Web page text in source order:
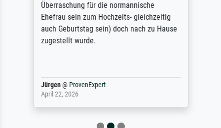
Überraschung für die normannische
Ehefrau sein zum Hochzeits- gleichzeitig
auch Geburtstag sein) doch nach zu Hause
zugestellt wurde.
Jürgen@ ProvenExpert
April 22, 2026